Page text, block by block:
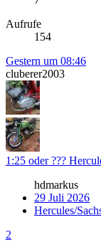
Aufrufe
154
Gestern um 08:46
cluberer2003
1:25 oder ???
hdmarkus
29 Juli 2026
Hercules/
2